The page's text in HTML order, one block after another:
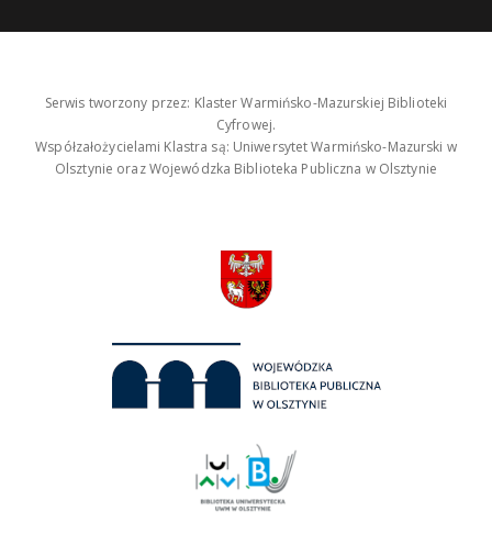
Serwis tworzony przez: Klaster Warmińsko-Mazurskiej Biblioteki
Cyfrowej.
Współzałożycielami Klastra są: Uniwersytet Warmińsko-Mazurski w
Olsztynie oraz Wojewódzka Biblioteka Publiczna w Olsztynie